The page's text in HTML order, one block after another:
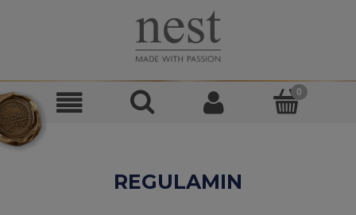
REGULAMIN